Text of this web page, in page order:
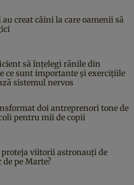
au creat câini la care oamenii să
să înțelegi rănile din
ce sunt importante și exercițiile
sistemul nervos
doi antreprenori tone de
pentru mii de copii
proteja viitorii astronauți de
pe Marte?